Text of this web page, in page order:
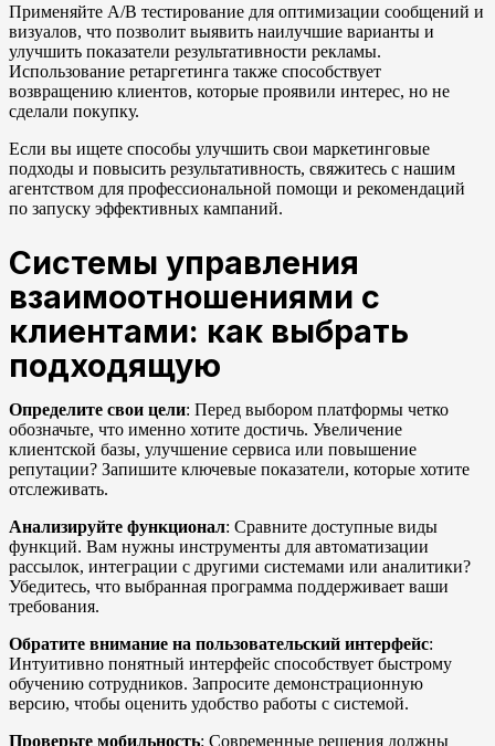
Применяйте A/B тестирование для оптимизации сообщений и
визуалов, что позволит выявить наилучшие варианты и
улучшить показатели результативности рекламы.
Использование ретаргетинга также способствует
возвращению клиентов, которые проявили интерес, но не
сделали покупку.
Если вы ищете способы улучшить свои маркетинговые
подходы и повысить результативность, свяжитесь с нашим
агентством для профессиональной помощи и рекомендаций
по запуску эффективных кампаний.
Системы управления
взаимоотношениями с
клиентами: как выбрать
подходящую
Определите свои цели: Перед выбором платформы четко
обозначьте, что именно хотите достичь. Увеличение
клиентской базы, улучшение сервиса или повышение
репутации? Запишите ключевые показатели, которые хотите
отслеживать.
Анализируйте функционал: Сравните доступные виды
функций. Вам нужны инструменты для автоматизации
рассылок, интеграции с другими системами или аналитики?
Убедитесь, что выбранная программа поддерживает ваши
требования.
Обратите внимание на пользовательский интерфейс:
Интуитивно понятный интерфейс способствует быстрому
обучению сотрудников. Запросите демонстрационную
версию, чтобы оценить удобство работы с системой.
Проверьте мобильность: Современные решения должны